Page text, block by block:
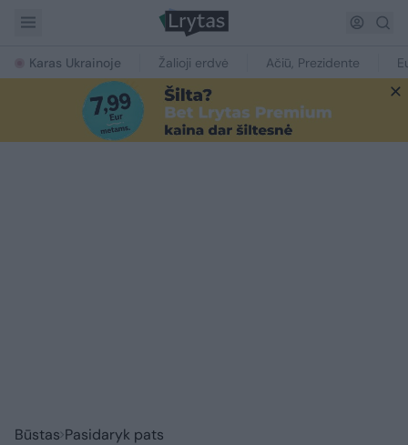
Karas Ukrainoje Žalioji erdvė Ačiū, Prezidente
Būstas Pasidaryk pats